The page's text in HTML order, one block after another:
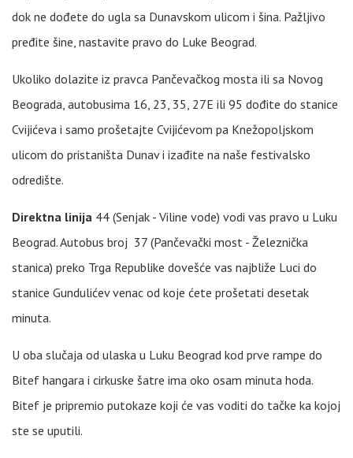
dok ne dođete do ugla sa Dunavskom ulicom i šina. Pažljivo
pređite šine, nastavite pravo do Luke Beograd.
Ukoliko dolazite iz pravca Pančevačkog mosta ili sa Novog
Beograda, autobusima 16, 23, 35, 27E ili 95 dođite do stanice
Cvijićeva i samo prošetajte Cvijićevom pa Knežopoljskom
ulicom do pristaništa Dunav i izađite na naše festivalsko
odredište.
Direktna linija 44 (Senjak - Viline vode) vodi vas pravo u Luku
Beograd. Autobus broj 37 (Pančevački most - Železnička
stanica) preko Trga Republike dovešće vas najbliže Luci do
stanice Gundulićev venac od koje ćete prošetati desetak
minuta.
U oba slučaja od ulaska u Luku Beograd kod prve rampe do
Bitef hangara i cirkuske šatre ima oko osam minuta hoda.
Bitef je pripremio putokaze koji će vas voditi do tačke ka kojoj
ste se uputili.